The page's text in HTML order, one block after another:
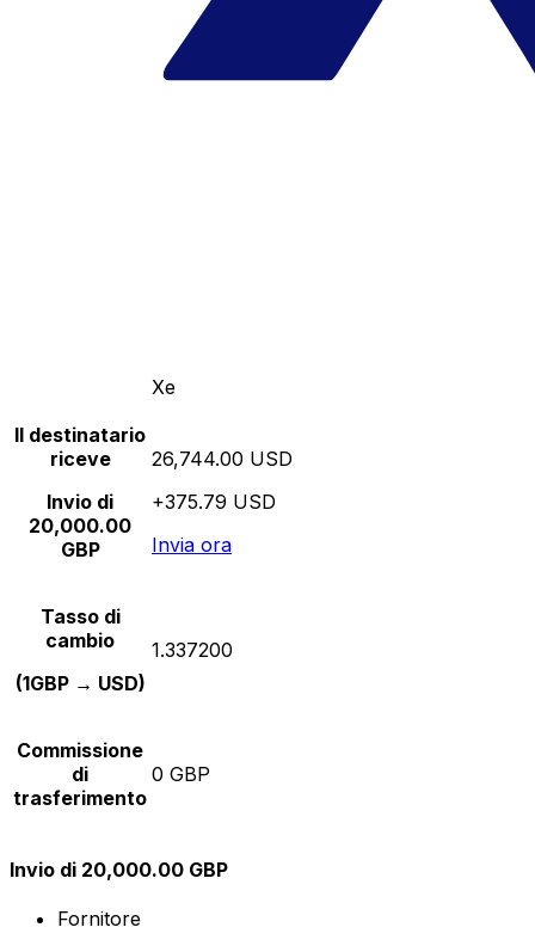
Xe
Il destinatario
riceve
Invio di
20,000.00
GBP
26,744.00 USD
+375.79 USD
Invia ora
Tasso di
cambio
(1GBP → USD)
1.337200
Commissione
di
trasferimento
0 GBP
Invio di 20,000.00 GBP
Fornitore